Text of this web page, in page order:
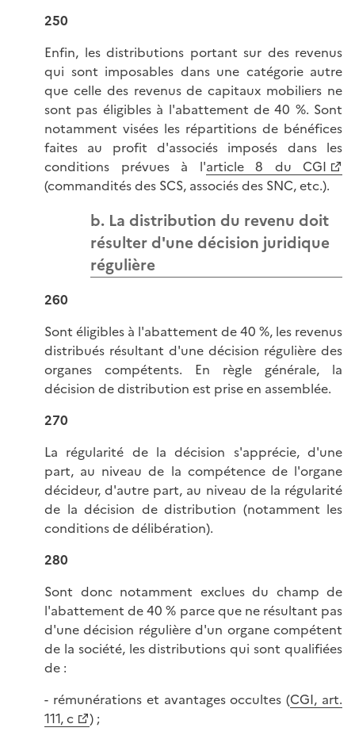
250
Enfin, les distributions portant sur des revenus
qui sont imposables dans une catégorie autre
que celle des revenus de capitaux mobiliers ne
sont pas éligibles à l'abattement de 40 %. Sont
notamment visées les répartitions de bénéfices
faites au profit d'associés imposés dans les
conditions prévues à l'article 8 du CGI
(commandités des SCS, associés des SNC, etc.).
b. La distribution du revenu doit
résulter d'une décision juridique
régulière
260
Sont éligibles à l'abattement de 40 %, les revenus
distribués résultant d'une décision régulière des
organes compétents. En règle générale, la
décision de distribution est prise en assemblée.
270
La régularité de la décision s'apprécie, d'une
part, au niveau de la compétence de l'organe
décideur, d'autre part, au niveau de la régularité
de la décision de distribution (notamment les
conditions de délibération).
280
Sont donc notamment exclues du champ de
l'abattement de 40 % parce que ne résultant pas
d'une décision régulière d'un organe compétent
de la société, les distributions qui sont qualifiées
de :
- rémunérations et avantages occultes (CGI, art.
111, c
) ;